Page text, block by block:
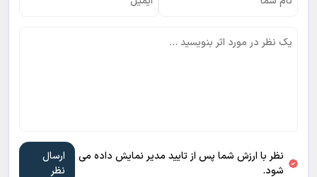
نظر با ارزش شما پس از تایید مدیر نمایش داده می
شود.